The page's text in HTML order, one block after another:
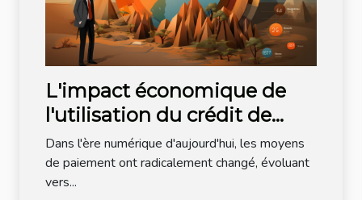
L'impact économique de
l'utilisation du crédit de
communication comme
moyen de paiement: une
investigation détaillée
Dans l'ère numérique d'aujourd'hui, les moyens
de paiement ont radicalement changé, évoluant
vers...